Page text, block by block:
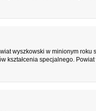
wyszkowski w minionym
kształcenia specjalnego.